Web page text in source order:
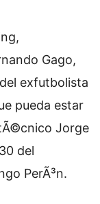
Gago,
exfutbolista
pueda estar
Jorge
del
PerÃ³n.